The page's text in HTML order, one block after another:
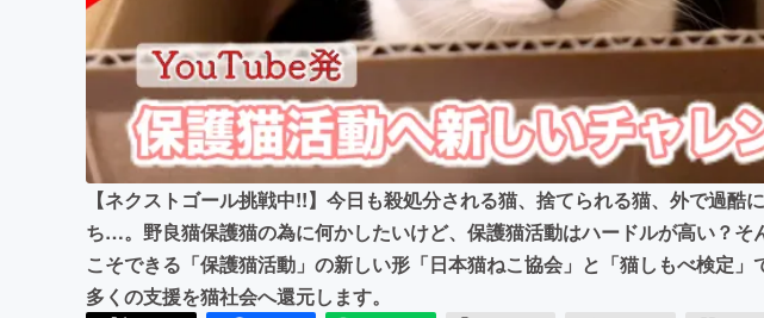
CAMPFIRE for
CAMPFIREふる
【ネクストゴール挑戦中!!】今日も殺処分される猫、捨てられる猫、外で過酷
ち…。野良猫保護猫の為に何かしたいけど、保護猫活動はハードルが高い？そ
こそできる「保護猫活動」の新しい形「日本猫ねこ協会」と「猫しもべ検定」
多くの支援を猫社会へ還元します。